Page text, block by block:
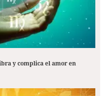
y complica el amor en